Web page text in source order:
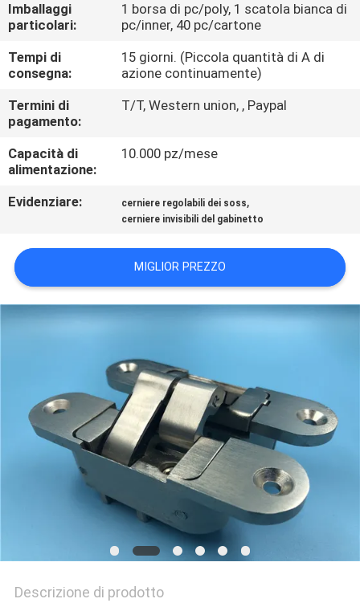
CONTATTICI
NOTIZIE
CASI
DEL
PRIVACY
POLICY
Imballaggi
particolari:
1 borsa di pc/poly, 1 scatola bianca di
pc/inner, 40 pc/cartone
Tempi di
consegna:
15 giorni. (Piccola quantità di A di
azione continuamente)
Termini di
pagamento:
T/T, Western union, , Paypal
Capacità di
alimentazione:
10.000 pz/mese
Evidenziare: cerniere regolabili dei soss,
cerniere invisibili del gabinetto
MIGLIOR PREZZO
Descrizione di prodotto